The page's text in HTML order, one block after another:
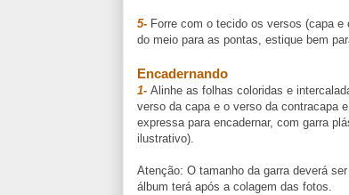
5- Forre com o tecido os versos (capa
do meio para as pontas, estique bem
Encadernando
1- Alinhe as folhas coloridas e
verso da capa e o verso da contracapa
expressa para encadernar, com garra
ilustrativo).
Atenção: O tamanho da garra deverá
álbum terá após a colagem das fotos.